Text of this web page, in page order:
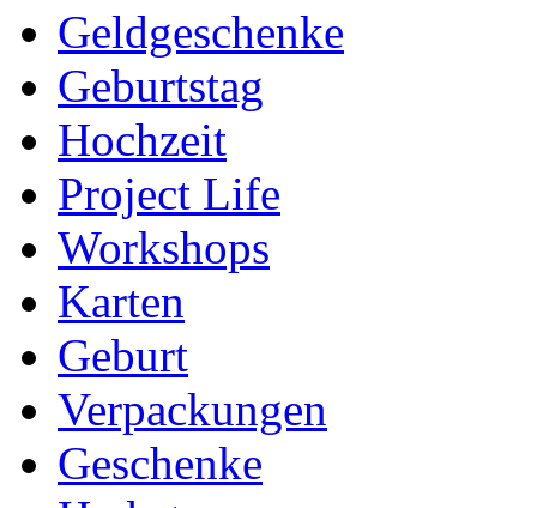
Geldgeschenke
Geburtstag
Hochzeit
Project Life
Workshops
Karten
Geburt
Verpackungen
Geschenke